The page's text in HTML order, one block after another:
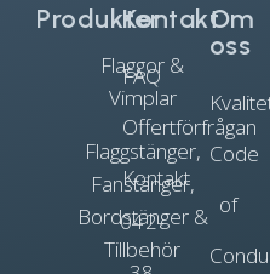
Kontakt
FAQ
Offertförfrågan
Kontakt
042-
Om
oss
Code
of
Produkter
Flaggor &
Vimplar
Flaggstänger,
Fanstänger,
Bordstänger &
Tillbehör